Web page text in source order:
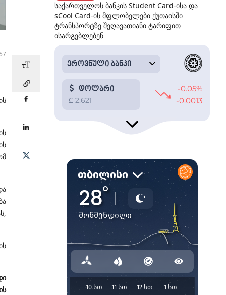
საქართველოს ბანკის Student Card-ისა და
sCool Card-ის მფლობელები ქუთაისში
ტრანსპორტზე შეღავათიანი ტარიფით
ისარგებლებენ